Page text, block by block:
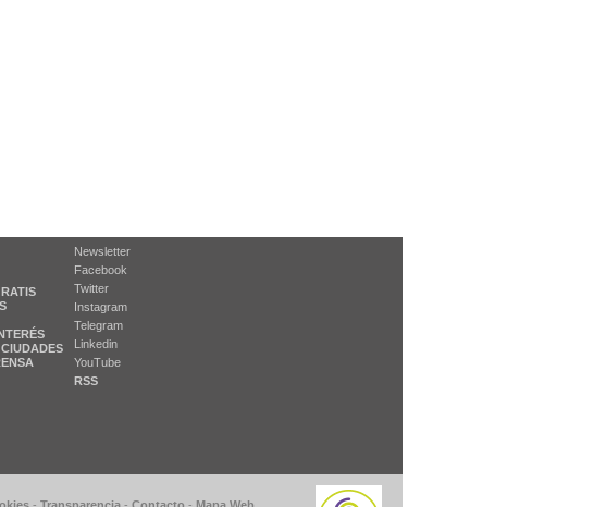
Newsletter
Facebook
Twitter
Instagram
Telegram
Linkedin
YouTube
RSS